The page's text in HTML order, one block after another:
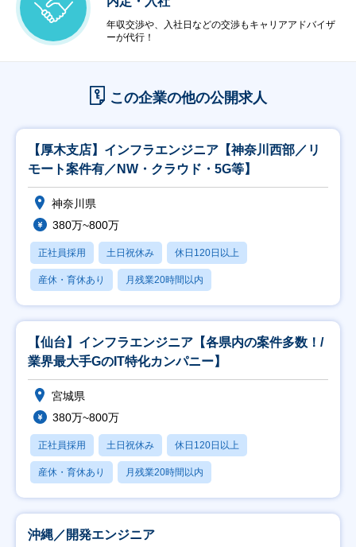
年収交渉や、入社日などの交渉もキャリアアドバイザ
ーが代行！
この企業の他の公開求人
【厚木支店】インフラエンジニア【神奈川西部／リ
モート案件有／NW・クラウド・5G等】
神奈川県
380万~800万
正社員採用 土日祝休み 休日120日以上
産休・育休あり 月残業20時間以内
【仙台】インフラエンジニア【各県内の案件多数！/
業界最大手GのIT特化カンパニー】
宮城県
380万~800万
正社員採用 土日祝休み 休日120日以上
産休・育休あり 月残業20時間以内
沖縄／開発エンジニア